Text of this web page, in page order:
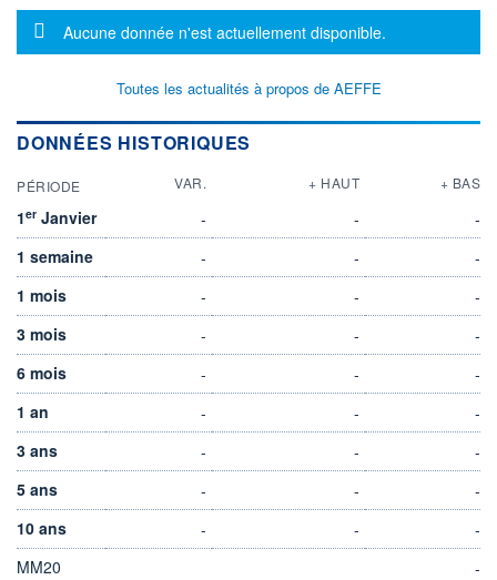
Message d'information
Aucune donnée n'est actuellement disponible.
Toutes les actualités à propos de AEFFE
DONNÉES HISTORIQUES
PÉRIODE VAR. + HAUT + BAS
1er Janvier - -
-
1 semaine
- -
-
1 mois
- -
-
3 mois
- -
-
6 mois
- -
-
1 an
- -
-
3 ans
- -
-
5 ans
- -
-
10 ans
- -
-
MM20
-